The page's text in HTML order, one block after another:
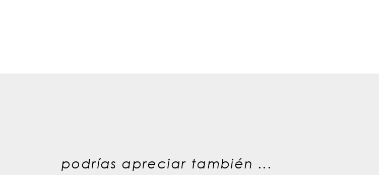
podrías apreciar también ...